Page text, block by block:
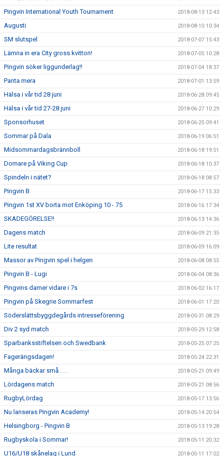
Pingvin International Youth Tournament 2018-08-13 12:43
Augusti 2018-08-10 10:34
SM slutspel 2018-07-07 15:43
Lämna in era City gross kvitton! 2018-07-05 10:28
Pingvin söker liggunderlag!! 2018-07-04 18:37
Panta mera 2018-07-01 13:59
Hälsa i vår tid 28 juni 2018-06-28 09:45
Hälsa i vår tid 27-28 juni 2018-06-27 10:29
Sponsorhuset 2018-06-25 09:41
Sommar på Dala 2018-06-19 06:51
Midsommardagsbrännboll 2018-06-18 19:51
Domare på Viking Cup 2018-06-18 10:37
Spindeln i nätet? 2018-06-18 08:57
Pingvin B 2018-06-17 15:33
Pingvin 1st XV borta mot Enköping 10 - 75 2018-06-16 17:34
SKADEGÖRELSE!! 2018-06-13 14:36
Dagens match 2018-06-09 21:35
Lite resultat 2018-06-09 16:09
Massor av Pingvin spel i helgen 2018-06-08 08:55
Pingvin B - Lugi 2018-06-04 08:36
Pingvins damer vidare i 7s 2018-06-02 16:17
Pingvin på Skegrie Sommarfest 2018-06-01 17:20
Söderslättsbyggdegårds intresseförening 2018-05-31 08:29
Div 2 syd match 2018-05-29 12:58
Sparbanksstiftelsen och Swedbank 2018-05-25 07:25
Fagerängsdagen! 2018-05-24 22:31
Många bäckar små . . . 2018-05-21 09:49
Lördagens match 2018-05-21 08:56
RugbyLördag 2018-05-17 13:56
Nu lanseras Pingvin Academy! 2018-05-14 20:54
Helsingborg - Pingvin B 2018-05-13 19:28
Rugbyskola i Sommar! 2018-05-11 20:32
U16/U18 skånelag i Lund 2018-05-11 17:02